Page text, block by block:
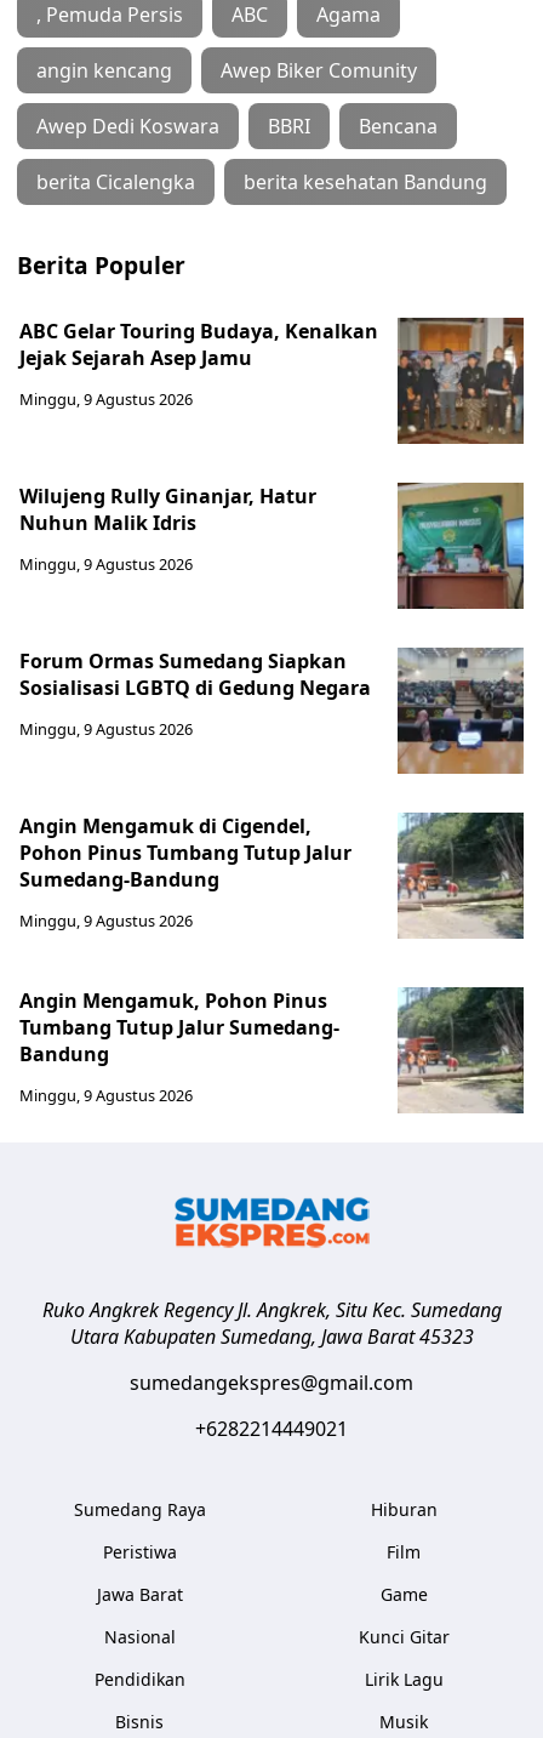
, Pemuda Persis ABC Agama
angin kencang Awep Biker Comunity
Awep Dedi Koswara BBRI Bencana
berita Cicalengka berita kesehatan Bandung
Berita Populer
ABC Gelar Touring Budaya, Kenalkan
Jejak Sejarah Asep Jamu
Minggu, 9 Agustus 2026
Wilujeng Rully Ginanjar, Hatur
Nuhun Malik Idris
Minggu, 9 Agustus 2026
Forum Ormas Sumedang Siapkan
Sosialisasi LGBTQ di Gedung Negara
Minggu, 9 Agustus 2026
Angin Mengamuk di Cigendel,
Pohon Pinus Tumbang Tutup Jalur
Sumedang-Bandung
Minggu, 9 Agustus 2026
Angin Mengamuk, Pohon Pinus
Tumbang Tutup Jalur Sumedang-
Bandung
Minggu, 9 Agustus 2026
Ruko Angkrek Regency Jl. Angkrek, Situ Kec. Sumedang
Utara Kabupaten Sumedang, Jawa Barat 45323
sumedangekspres@gmail.com
+6282214449021
Sumedang Raya
Peristiwa
Jawa Barat
Nasional
Pendidikan
Bisnis
Hiburan
Film
Game
Kunci Gitar
Lirik Lagu
Musik